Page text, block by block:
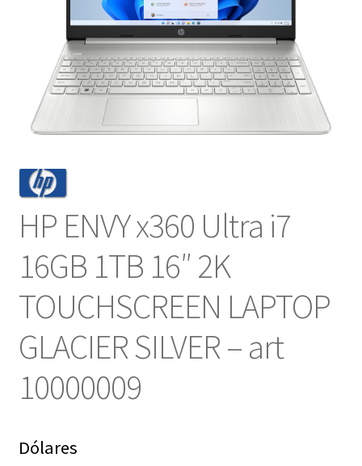
CONTACTO
HP ENVY x360 Ultra i7
16GB 1TB 16″ 2K
TOUCHSCREEN LAPTOP
GLACIER SILVER – art
10000009
Dólares